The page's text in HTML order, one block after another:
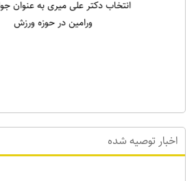
انتخاب دکتر علی میری به عنوان
ورامین در حوزه ورزش
اخبار توصیه شده